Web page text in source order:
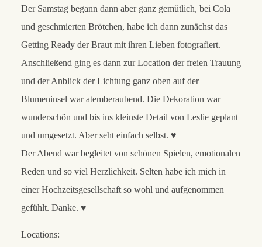
Der Samstag begann dann aber ganz gemütlich, bei Cola
und geschmierten Brötchen, habe ich dann zunächst das
Getting Ready der Braut mit ihren Lieben fotografiert.
Anschließend ging es dann zur Location der freien Trauung
und der Anblick der Lichtung ganz oben auf der
Blumeninsel war atemberaubend. Die Dekoration war
wunderschön und bis ins kleinste Detail von Leslie geplant
und umgesetzt. Aber seht einfach selbst. ♥
Der Abend war begleitet von schönen Spielen, emotionalen
Reden und so viel Herzlichkeit. Selten habe ich mich in
einer Hochzeitsgesellschaft so wohl und aufgenommen
gefühlt. Danke. ♥
Locations: